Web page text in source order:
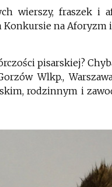
wierszy, fraszek i
na Aforyzm i
pisarskiej?
Wlkp.,
rodzinnym i